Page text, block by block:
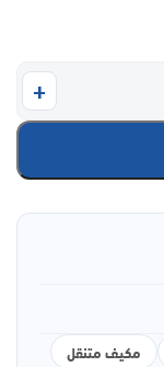
مكيف متنقل